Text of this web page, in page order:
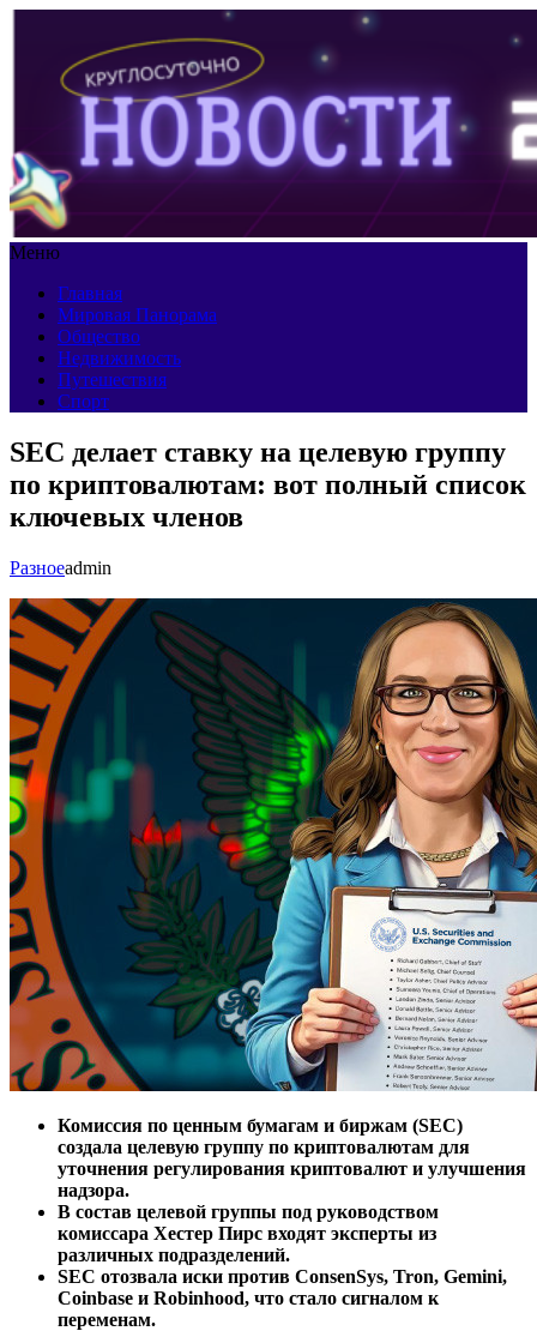
Меню
Главная
Мировая Панорама
Общество
Недвижимость
Путешествия
Спорт
SEC делает ставку на целевую группу
по криптовалютам: вот полный список
ключевых членов
Разноеadmin
Комиссия по ценным бумагам и биржам (SEC)
создала целевую группу по криптовалютам для
уточнения регулирования криптовалют и улучшения
надзора.
В состав целевой группы под руководством
комиссара Хестер Пирс входят эксперты из
различных подразделений.
SEC отозвала иски против ConsenSys, Tron, Gemini,
Coinbase и Robinhood, что стало сигналом к ​​
переменам.